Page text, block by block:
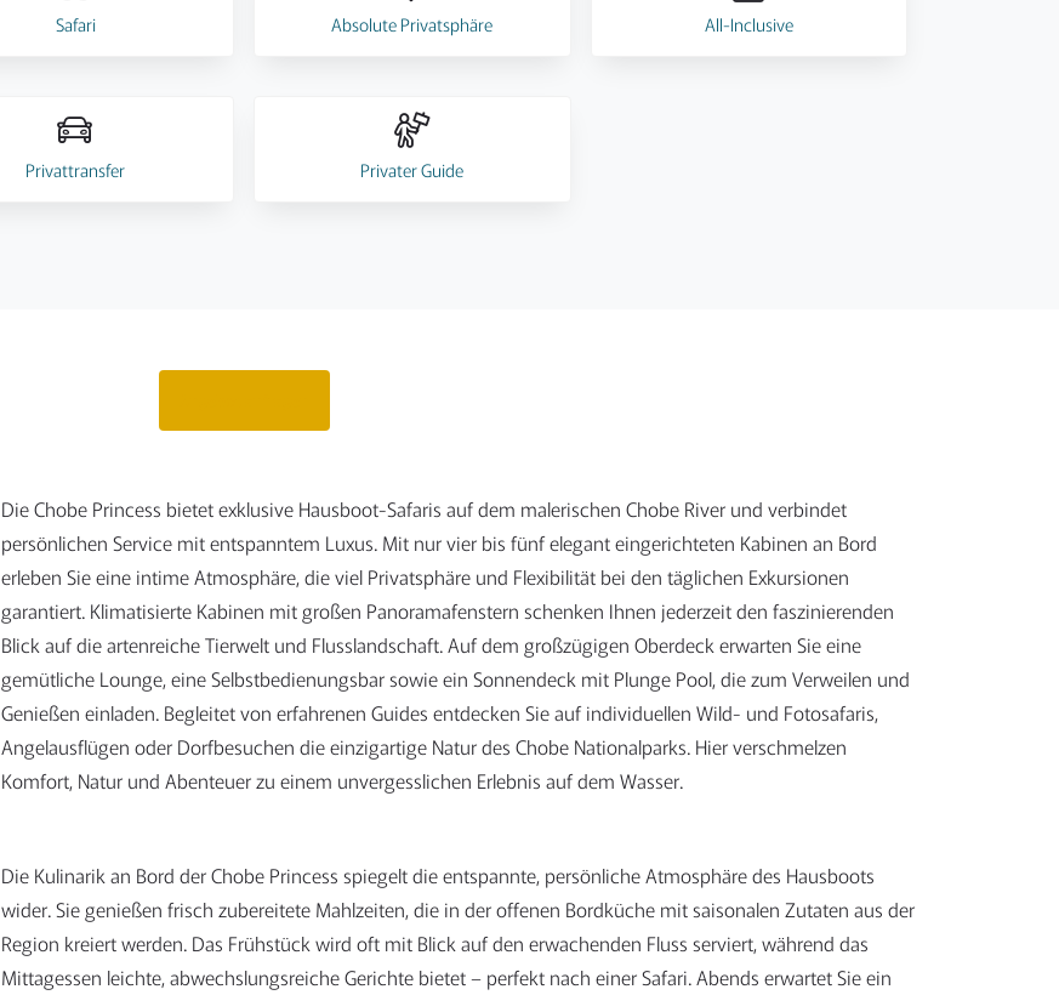
Safari Absolute Privatsphäre All-Inclusive
Privattransfer Privater Guide
Die Chobe Princess bietet exklusive Hausboot-Safaris auf dem malerischen Chobe River und verbindet
persönlichen Service mit entspanntem Luxus. Mit nur vier bis fünf elegant eingerichteten Kabinen an Bord
erleben Sie eine intime Atmosphäre, die viel Privatsphäre und Flexibilität bei den täglichen Exkursionen
garantiert. Klimatisierte Kabinen mit großen Panoramafenstern schenken Ihnen jederzeit den faszinierenden
Blick auf die artenreiche Tierwelt und Flusslandschaft. Auf dem großzügigen Oberdeck erwarten Sie eine
gemütliche Lounge, eine Selbstbedienungsbar sowie ein Sonnendeck mit Plunge Pool, die zum Verweilen und
Genießen einladen. Begleitet von erfahrenen Guides entdecken Sie auf individuellen Wild- und Fotosafaris,
Angelausflügen oder Dorfbesuchen die einzigartige Natur des Chobe Nationalparks. Hier verschmelzen
Komfort, Natur und Abenteuer zu einem unvergesslichen Erlebnis auf dem Wasser.
Die Kulinarik an Bord der Chobe Princess spiegelt die entspannte, persönliche Atmosphäre des Hausboots
wider. Sie genießen frisch zubereitete Mahlzeiten, die in der offenen Bordküche mit saisonalen Zutaten aus der
Region kreiert werden. Das Frühstück wird oft mit Blick auf den erwachenden Fluss serviert, während das
Mittagessen leichte, abwechslungsreiche Gerichte bietet – perfekt nach einer Safari. Abends erwartet Sie ein